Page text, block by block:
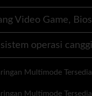
Video Game,
sistem operasi